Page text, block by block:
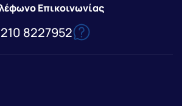
Επικοινωνίας
210 8227952